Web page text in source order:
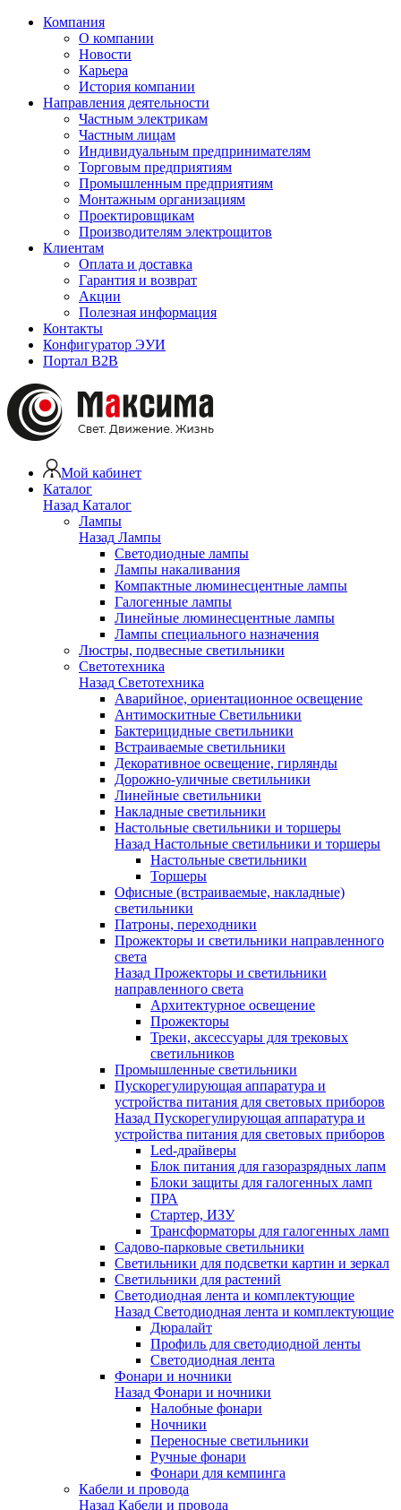
Компания
О компании
Новости
Карьера
История компании
Направления деятельности
Частным электрикам
Частным лицам
Индивидуальным предпринимателям
Торговым предприятиям
Промышленным предприятиям
Монтажным организациям
Проектировщикам
Производителям электрощитов
Клиентам
Оплата и доставка
Гарантия и возврат
Акции
Полезная информация
Контакты
Конфигуратор ЭУИ
Портал B2B
Мой кабинет
Каталог
Назад Каталог
Лампы
Назад Лампы
Светодиодные лампы
Лампы накаливания
Компактные люминесцентные лампы
Галогенные лампы
Линейные люминесцентные лампы
Лампы специального назначения
Люстры, подвесные светильники
Светотехника
Назад Светотехника
Аварийное, ориентационное освещение
Антимоскитные Светильники
Бактерицидные светильники
Встраиваемые светильники
Декоративное освещение, гирлянды
Дорожно-уличные светильники
Линейные светильники
Накладные светильники
Настольные светильники и торшеры
Назад Настольные светильники и торшеры
Настольные светильники
Торшеры
Офисные (встраиваемые, накладные)
светильники
Патроны, переходники
Прожекторы и светильники направленного
света
Назад Прожекторы и светильники
направленного света
Архитектурное освещение
Прожекторы
Треки, аксессуары для трековых
светильников
Промышленные светильники
Пускорегулирующая аппаратура и
устройства питания для световых приборов
Назад Пускорегулирующая аппаратура и
устройства питания для световых приборов
Led-драйверы
Блок питания для газоразрядных лапм
Блоки защиты для галогенных ламп
ПРА
Стартер, ИЗУ
Трансформаторы для галогенных ламп
Садово-парковые светильники
Светильники для подсветки картин и зеркал
Светильники для растений
Светодиодная лента и комплектующие
Назад Светодиодная лента и комплектующие
Дюралайт
Профиль для светодиодной ленты
Светодиодная лента
Фонари и ночники
Назад Фонари и ночники
Налобные фонари
Ночники
Переносные светильники
Ручные фонари
Фонари для кемпинга
Кабели и провода
Назад Кабели и провода